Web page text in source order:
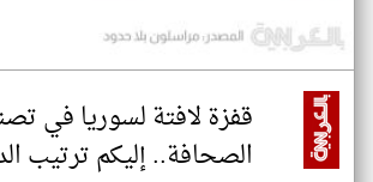
قفزة لافتة لسوريا في
الصحافة.. إليكم ترتيب